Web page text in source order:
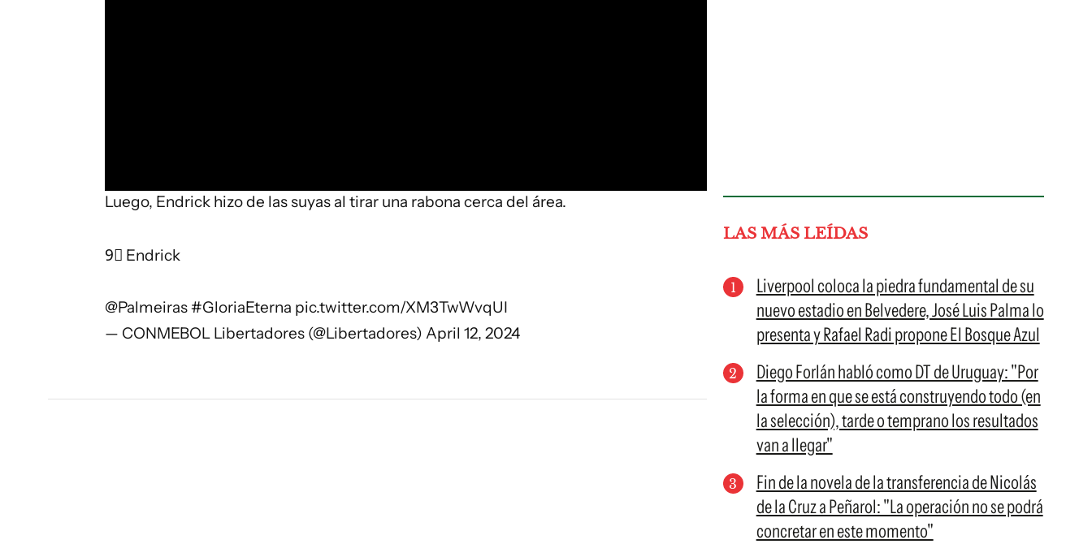
Luego, Endrick hizo de las suyas al tirar una rabona cerca del área.
9⃣ Endrick
@Palmeiras#GloriaEterna pic.twitter.com/XM3TwWvqUI
— CONMEBOL Libertadores (@Libertadores) April 12, 2024
LAS MÁS LEÍDAS
Liverpool coloca la piedra fundamental de su
nuevo estadio en Belvedere, José Luis Palma lo
presenta y Rafael Radi propone El Bosque Azul
Diego Forlán habló como DT de Uruguay: "Por
la forma en que se está construyendo todo (en
la selección), tarde o temprano los resultados
van a llegar"
Fin de la novela de la transferencia de Nicolás
de la Cruz a Peñarol: "La operación no se podrá
concretar en este momento"